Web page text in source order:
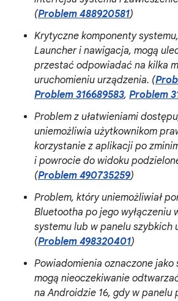
(Problem 488920581)
Krytyczne komponenty
Launcher i nawigacja, mogą
przestać odpowiadać na kilka
uruchomieniu urządzenia. (
Problem 316689583, Problem
Problem z ułatwieniami
uniemożliwia użytkownikom
korzystanie z aplikacji po
i powrocie do widoku
(Problem 490735259)
Problem, który uniemożliwiał
Bluetootha po jego wyłączeniu
systemu lub w panelu szybkich
(Problem 498320401)
Powiadomienia oznaczone
mogą nieoczekiwanie
na Androidzie 16, gdy w panelu